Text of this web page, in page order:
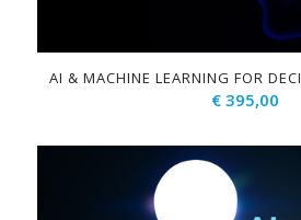
AI & MACHINE LEARNING FOR
€395,00